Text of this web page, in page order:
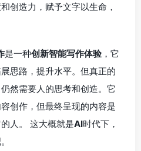
创造力，赋予文字以生命，
是一种创新智能写作体验，它
思路，提升水平。但真正的
然需要人的思考和创造。它
创作，但最终呈现的内容是
人。 这大概就是AI时代下，